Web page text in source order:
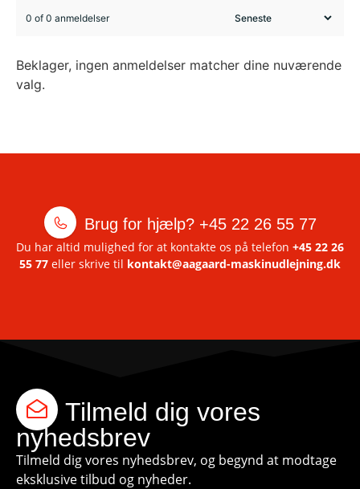
0 of 0 anmeldelser
Beklager, ingen anmeldelser matcher dine nuværende
valg.
Brug for hjælp? +45 22 26 55 77
Du har altid mulighed for at kontakte os på telefon +45 22 26
55 77 eller skrive til kontakt@aagaard-maskinudlejning.dk
Tilmeld dig vores
nyhedsbrev
Tilmeld dig vores nyhedsbrev, og begynd at modtage
eksklusive tilbud og nyheder.